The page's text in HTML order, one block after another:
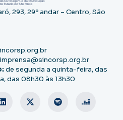
293, 29º andar – Centro, São
imprensa@sincorsp.org.br
de segunda a quinta-feira, das
das 08h30 às 13h30